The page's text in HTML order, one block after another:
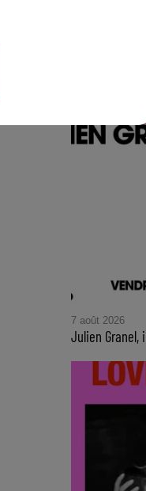
Ce samedi,
parade
7 août 2026
Julien Granel,